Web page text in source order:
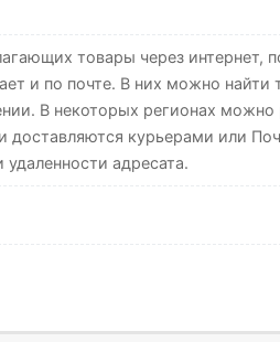
товары через интернет,
и по почте. В них можно найти
В некоторых регионах можно
доставляются курьерами или
адресата.